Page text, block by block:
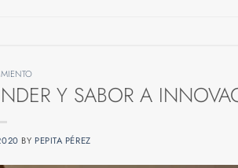
Y SABOR A
BY PEPITA PÉREZ